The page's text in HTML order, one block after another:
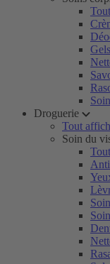
Droguerie
Tout
Soin du